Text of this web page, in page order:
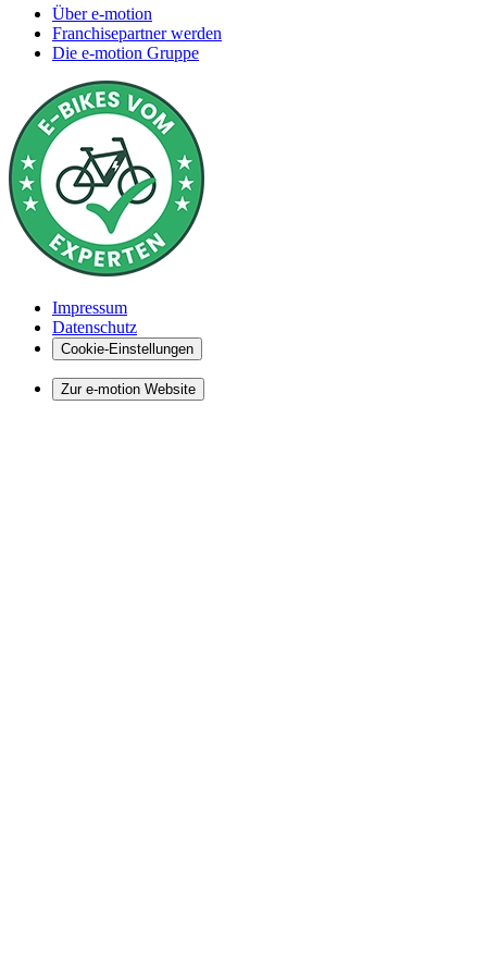
Über e-motion
Franchisepartner werden
Die e-motion Gruppe
Impressum
Datenschutz
Cookie-Einstellungen
Zur e-motion Website